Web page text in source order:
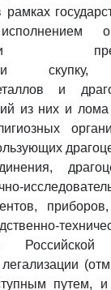
скупку,
и
из них и лома
легализации
путем,